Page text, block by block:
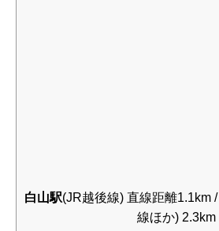
白山駅(JR越後線) 直線距離1.1km /
線ほか) 2.3km